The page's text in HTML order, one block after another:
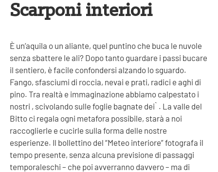
Scarponi interiori
È un’aquila o un aliante, quel puntino che buca le nuvole
senza sbattere le ali? Dopo tanto guardare i passi bucare
il sentiero, è facile confondersi alzando lo sguardo.
Fango, sfasciumi di roccia, nevai e prati, radici e aghi di
pino. Tra realtà e immaginazione abbiamo calpestato i
nostri , scivolando sulle foglie bagnate dei ̀ . La valle del
Bitto ci regala ogni metafora possibile, starà a noi
raccoglierle e cucirle sulla forma delle nostre
esperienze. Il bollettino del “Meteo interiore” fotografa il
tempo presente, senza alcuna previsione di passaggi
temporaleschi – che poi avverranno davvero – ma di